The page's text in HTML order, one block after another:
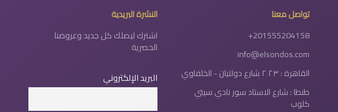
تواصل معنا
+201555204158
info@elsondos.com
القاهرة : ٢٣ ٢ شارع دولتيان - الخلفاوي
طنطا : شارع الاستاد سور نادي سيتي
كلوب
النشرة البريدية
اشترك ليصلك كل جديد وعروضنا
الحصرية
البريد الإلكتروني